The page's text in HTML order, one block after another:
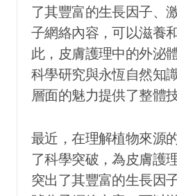
了其豐富的生長因子、
子網絡內容，可以滋養
此，皮膚護理中的外泌
科學研究與永恆自然知
層面的魅力提供了整體技
最近，在理解植物來源
了科學突破，為皮膚護
突出了其豐富的生長因